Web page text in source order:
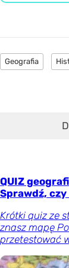
Geografia
QUIZ
Sprawdź,
Krótki quiz ze
znasz mapę
przetestować